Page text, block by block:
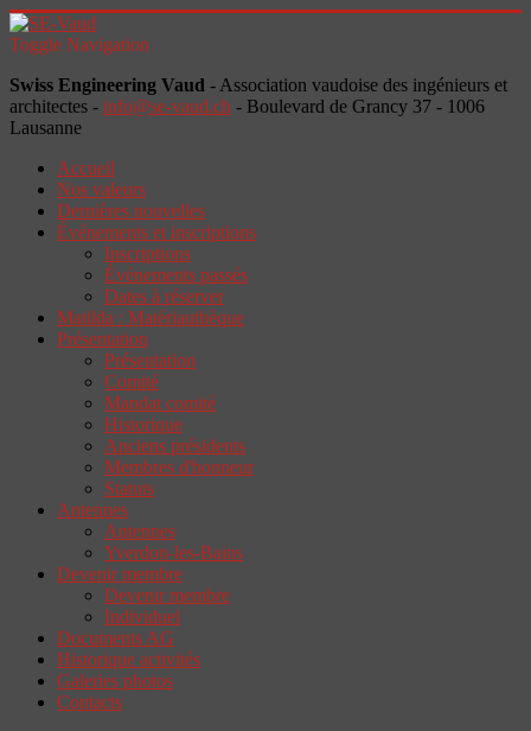
Toggle Navigation
Swiss Engineering Vaud - Association vaudoise des ingénieurs et
architectes - info@se-vaud.ch - Boulevard de Grancy 37 - 1006
Lausanne
Accueil
Nos valeurs
Dernières nouvelles
Événements et inscriptions
Inscriptions
Événements passés
Dates à réserver
Matilda : Matériauthèque
Présentation
Présentation
Comité
Mandat comité
Historique
Anciens présidents
Membres d'honneur
Statuts
Antennes
Antennes
Yverdon-les-Bains
Devenir membre
Devenir membre
Individuel
Documents AG
Historique activités
Galeries photos
Contacts